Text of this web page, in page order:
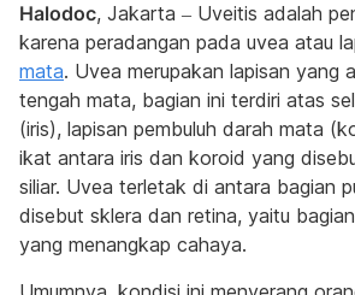
Halodoc, Jakarta – Uveitis adalah
karena peradangan pada uvea atau
mata. Uvea merupakan lapisan yang
tengah mata, bagian ini terdiri atas
(iris), lapisan pembuluh darah mata
ikat antara iris dan koroid yang
siliar. Uvea terletak di antara bagian
disebut sklera dan retina, yaitu
yang menangkap cahaya.